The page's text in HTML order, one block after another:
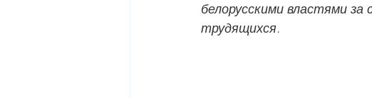
белорусскими властями
трудящихся.